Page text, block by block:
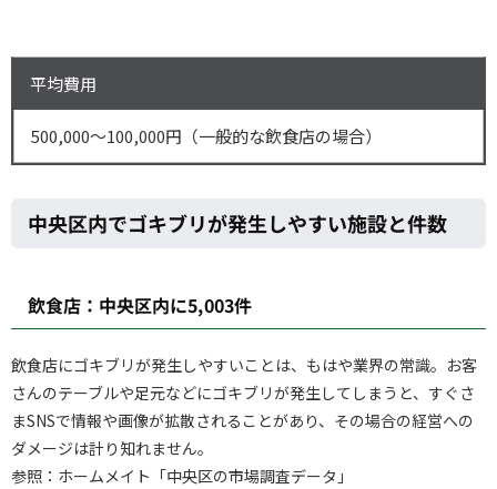
平均費用
500,000～100,000円（一般的な飲食店の場合）
中央区内でゴキブリが発生しやすい施設と件数
飲食店：中央区内に5,003件
飲食店にゴキブリが発生しやすいことは、もはや業界の常識。お客
さんのテーブルや足元などにゴキブリが発生してしまうと、すぐさ
まSNSで情報や画像が拡散されることがあり、その場合の経営への
ダメージは計り知れません。
参照：ホームメイト「中央区の市場調査データ」